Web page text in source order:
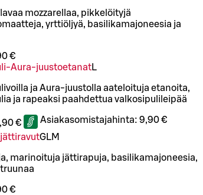
mozzarellaa, pikkelöityjä
yrttiöljyä, basilikamajoneesia ja
€
Aura-juustoetanatL
ja Aura-juustolla aateloituja etanoita,
ja rapeaksi paahdettua valkosipulileipää
€ Asiakasomistajahinta: 9,90 €
GLM
marinoituja jättirapuja, basilikamajoneesia,
€